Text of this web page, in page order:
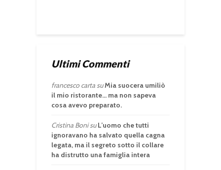
Ultimi Commenti
francesco cartasuMia suocera umiliò
il mio ristorante… ma non sapeva
cosa avevo preparato.
Cristina BonisuL’uomo che tutti
ignoravano ha salvato quella cagna
legata, ma il segreto sotto il collare
ha distrutto una famiglia intera